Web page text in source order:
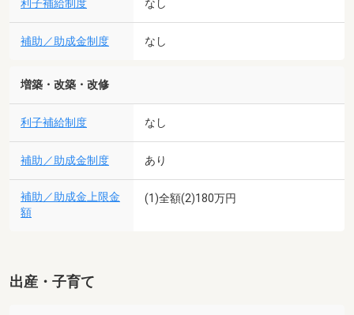
利子補給制度 なし
補助／助成金制度 なし
増築・改築・改修
利子補給制度 なし
補助／助成金制度 あり
補助／助成金上限金
額
(1)全額(2)180万円
出産・子育て